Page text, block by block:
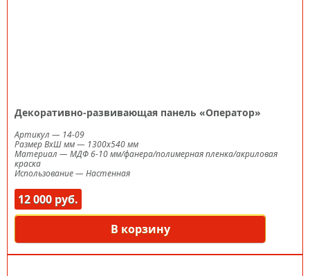
Декоративно-развивающая панель «Оператор»
Артикул — 14-09
Размер ВxШ мм— 1300х540 мм
Материал — МДФ 6-10 мм/фанера/полимерная пленка/акриловая
краска
Использование— Настенная
12 000 руб.
В корзину